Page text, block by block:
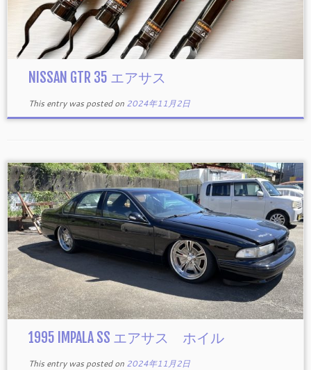
NISSAN GTR 35 エアサス
This entry was posted on 2024年11月2日
1995 IMPALA SS エアサス ホイル
This entry was posted on 2024年11月2日